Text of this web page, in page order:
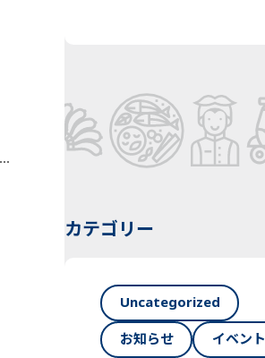
カテゴリー
Uncategorized
お知らせ
イベント